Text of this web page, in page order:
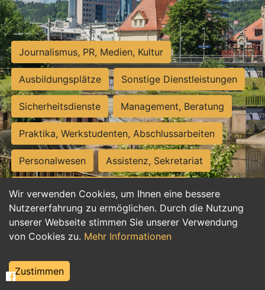
Wir verwenden Cookies, um Ihnen eine bessere
Nutzererfahrung zu ermöglichen. Durch die Nutzung
unserer Webseite stimmen Sie unserer Verwendung
von Cookies zu. Mehr Informationen
Zustimmen
Journalismus, PR, Medien, Kultur
Ausbildungsplätze Sonstige Dienstleistungen
Sicherheitsdienste Management, Beratung
Praktika, Werkstudenten, Abschlussarbeiten
Personalwesen Assistenz, Sekretariat
Hilfskräfte, Aushilfs- und Nebenjobs
Einkauf, Logistik, Materialwirtschaft
Weiterbildung, Studium, duale Ausbildung
Tourismus